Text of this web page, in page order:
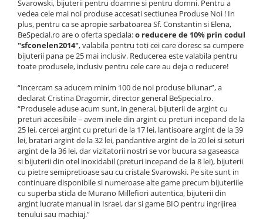
Svarowski, bijuterii pentru doamne si pentru domni. Pentru a
vedea cele mai noi produse accesati sectiunea Produse Noi ! In
plus, pentru ca se apropie sarbatoarea Sf. Constantin si Elena,
BeSpecial.ro are o oferta speciala:o reducere de 10% prin codul
"sfconelen2014", valabila pentru toti cei care doresc sa cumpere
bijuterii pana pe 25 mai inclusiv. Reducerea este valabila pentru
toate produsele, inclusiv pentru cele care au deja o reducere!
“Incercam sa aducem minim 100 de noi produse bilunar”, a
declarat Cristina Dragomir, director general BeSpecial.ro.
“Produsele aduse acum sunt, in general, bijuterii de argint cu
preturi accesibile – avem inele din argint cu preturi incepand de la
25 lei, cercei argint cu preturi de la 17 lei, lantisoare argint de la 39
lei, bratari argint de la 32 lei, pandantive argint de la 20 lei si seturi
argint de la 36 lei, dar vizitatorii nostri se vor bucura sa gaseasca
si bijuterii din otel inoxidabil (preturi incepand de la 8 lei), bijuterii
cu pietre semipretioase sau cu cristale Svarowski. Pe site sunt in
continuare disponibile si numeroase alte game precum bijuteriile
cu superba sticla de Murano Millefiori autentica, bijuterii din
argint lucrate manual in Israel, dar si game BIO pentru ingrijirea
tenului sau machiaj.”